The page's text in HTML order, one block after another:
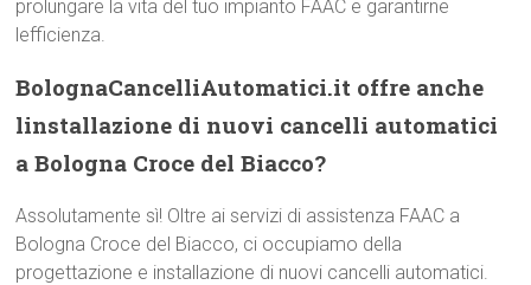
prolungare la vita del tuo impianto FAAC e garantirne
lefficienza.
BolognaCancelliAutomatici.it offre anche
linstallazione di nuovi cancelli automatici
a Bologna Croce del Biacco?
Assolutamente sì! Oltre ai servizi di assistenza FAAC a
Bologna Croce del Biacco, ci occupiamo della
progettazione e installazione di nuovi cancelli automatici.